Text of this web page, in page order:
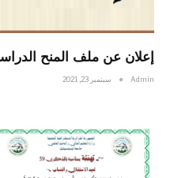
إعلان عن ملف المنح
Admin سبتمبر 23, 2021